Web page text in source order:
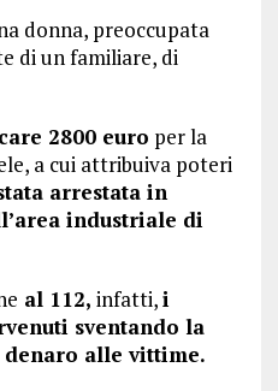
donna, preoccupata
di un familiare, di
2800 euro per la
a cui attribuiva poteri
arrestata in
industriale di
al 112, infatti,i
sventando la
alle vittime.